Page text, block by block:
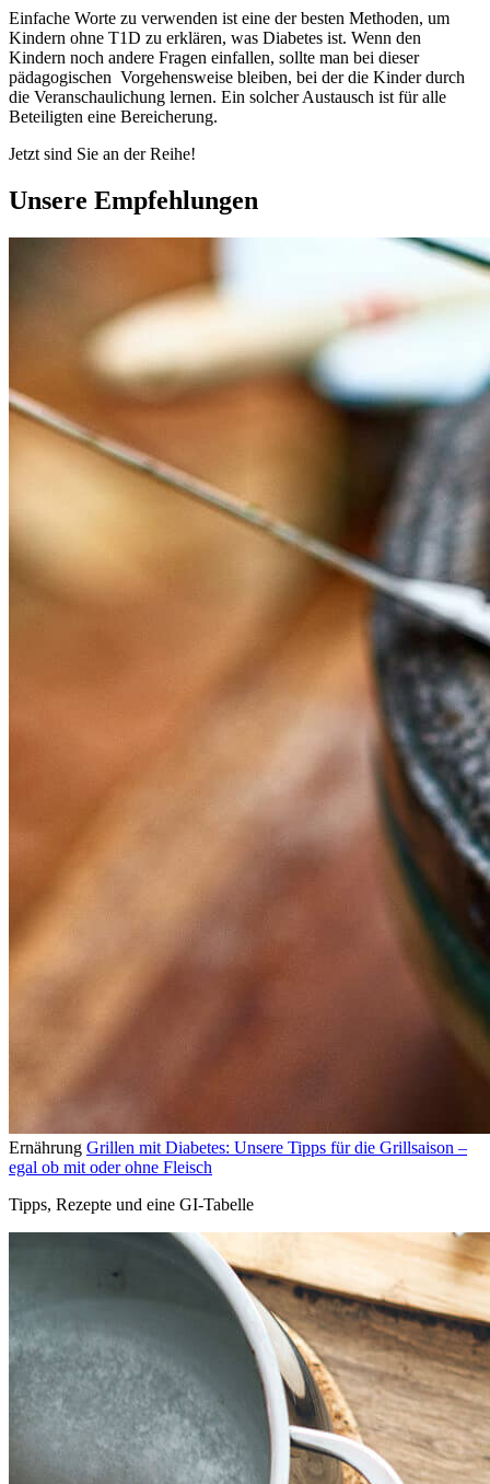
Einfache Worte zu verwenden ist eine der besten Methoden, um
Kindern ohne T1D zu erklären, was Diabetes ist. Wenn den
Kindern noch andere Fragen einfallen, sollte man bei dieser
pädagogischen Vorgehensweise bleiben, bei der die Kinder durch
die Veranschaulichung lernen. Ein solcher Austausch ist für alle
Beteiligten eine Bereicherung.
Jetzt sind Sie an der Reihe!
Unsere Empfehlungen
Ernährung Grillen mit Diabetes: Unsere Tipps für die Grillsaison –
egal ob mit oder ohne Fleisch
Tipps, Rezepte und eine GI-Tabelle